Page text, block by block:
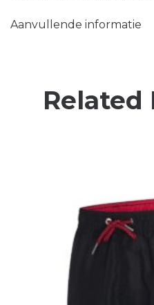
Aanvullende informatie
Related